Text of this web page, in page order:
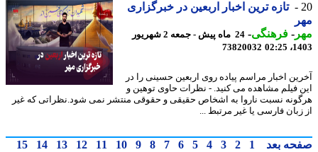
تازه ترین اخبار اربعین در خبرگزاری
-فرهنگی-
24 ماه پیش - جمعه 2 شهریور
73820032
اخبار مراسم پیاده روی اربعین حسینی را در
فیلم مشاهده می کنید. - نظرات حاوی توهین و
نسبت ناروا به اشخاص حقیقی و حقوقی منتشر نمی شود.نظراتی که غیر
فارسی یا غیر مرتبط ...
بعد 1
2
3
4
5
6
7
8
9
10
11
12
13
14
15